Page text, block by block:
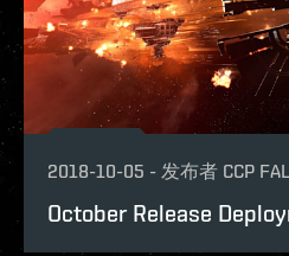
2018-10-05 - 发布者 CCP
October Release